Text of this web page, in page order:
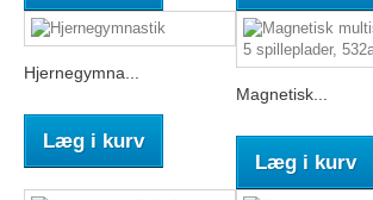
Hjernegymna...
Læg i kurv
Magnetisk...
Læg i kurv